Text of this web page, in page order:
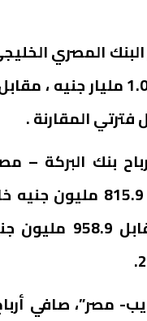
البنك المصري
فترتي المقارنة .
بنك البركة –
15%، ليصل إلى 815.9
الأول 2026، مقابل
مصر”، صافي